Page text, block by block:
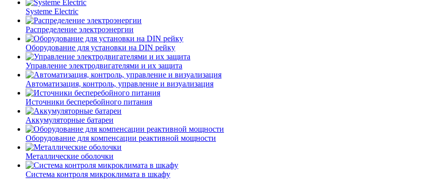
Systeme Electric
Распределение электроэнергии
Оборудование для установки на DIN рейку
Управление электродвигателями и их защита
Автоматизация, контроль, управление и визуализация
Источники бесперебойного питания
Аккумуляторные батареи
Оборудование для компенсации реактивной мощности
Металлические оболочки
Система контроля микроклимата в шкафу